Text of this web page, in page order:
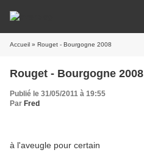
Accueil » Rouget - Bourgogne 2008
Rouget - Bourgogne 2008
Publié le 31/05/2011 à 19:55
Par Fred
à l'aveugle pour certain